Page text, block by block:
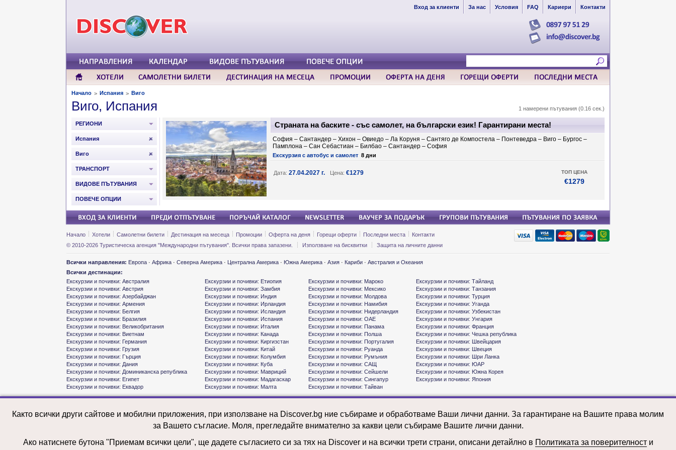
Вход за клиенти За нас Условия FAQ Кариери Контакти
Начало > Испания > Виго
Виго, Испания 1 намерени пътувания (0.16 сек.)
РЕГИОНИ
Испания
Виго
ТРАНСПОРТ
ВИДОВЕ ПЪТУВАНИЯ
ПОВЕЧЕ ОПЦИИ
Страната на баските - със самолет, на български език! Гарантирани места!
София – Сантандер – Хихон – Овиедо – Ла Коруня – Сантяго де Компостела – Понтеведра – Виго – Бургос –
Памплона – Сан Себастиан – Билбао – Сантандер – София
Екскурзия с автобус и самолет 8 дни
Дата: 27.04.2027 г. Цена: €1279 ТОП ЦЕНА
€1279
Начало Хотели Самолетни билети Дестинация на месеца Промоции Оферта на деня Горещи оферти Последни места
Контакти
© 2010-2026 Туристическа агенция "Международни пътувания". Всички права запазени.
Използване на бисквитки Защита на личните данни
Всички направления: Европа · Африка · Северна Америка · Централна Америка · Южна Америка · Азия · Кариби · Австралия и Океания
Всички дестинации:
Екскурзии и почивки: Австралия
Екскурзии и почивки: Австрия
Екскурзии и почивки: Азербайджан
Екскурзии и почивки: Армения
Екскурзии и почивки: Белгия
Екскурзии и почивки: Бразилия
Екскурзии и почивки: Великобритания
Екскурзии и почивки: Виетнам
Екскурзии и почивки: Германия
Екскурзии и почивки: Грузия
Екскурзии и почивки: Гърция
Екскурзии и почивки: Дания
Екскурзии и почивки: Доминиканска република
Екскурзии и почивки: Египет
Екскурзии и почивки: Еквадор
Екскурзии и почивки: Етиопия
Екскурзии и почивки: Замбия
Екскурзии и почивки: Индия
Екскурзии и почивки: Ирландия
Екскурзии и почивки: Исландия
Екскурзии и почивки: Испания
Екскурзии и почивки: Италия
Екскурзии и почивки: Канада
Екскурзии и почивки: Киргизстан
Екскурзии и почивки: Китай
Екскурзии и почивки: Колумбия
Екскурзии и почивки: Куба
Екскурзии и почивки: Мавриций
Екскурзии и почивки: Мадагаскар
Екскурзии и почивки: Малта
Екскурзии и почивки: Мароко
Екскурзии и почивки: Мексико
Екскурзии и почивки: Молдова
Екскурзии и почивки: Намибия
Екскурзии и почивки: Нидерландия
Екскурзии и почивки: ОАЕ
Екскурзии и почивки: Панама
Екскурзии и почивки: Полша
Екскурзии и почивки: Португалия
Екскурзии и почивки: Руанда
Екскурзии и почивки: Румъния
Екскурзии и почивки: САЩ
Екскурзии и почивки: Сейшели
Екскурзии и почивки: Сингапур
Екскурзии и почивки: Тайван
Екскурзии и почивки: Тайланд
Екскурзии и почивки: Танзания
Екскурзии и почивки: Турция
Екскурзии и почивки: Уганда
Екскурзии и почивки: Узбекистан
Екскурзии и почивки: Унгария
Екскурзии и почивки: Франция
Екскурзии и почивки: Чешка република
Екскурзии и почивки: Швейцария
Екскурзии и почивки: Швеция
Екскурзии и почивки: Шри Ланка
Екскурзии и почивки: ЮАР
Екскурзии и почивки: Южна Корея
Екскурзии и почивки: Япония
Както всички други сайтове и мобилни приложения, при използване на Discover.bg ние събираме и обработваме Ваши лични данни. За гарантиране на Вашите права молим
за Вашето съгласие. Моля, прегледайте внимателно за какви цели събираме Вашите лични данни.
Ако натиснете бутона "Приемам всички цели", ще дадете съгласието си за тях на Discover и на всички трети страни, описани детайлно в Политиката за поверителности